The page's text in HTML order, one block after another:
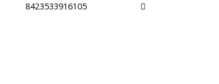
8423533916105